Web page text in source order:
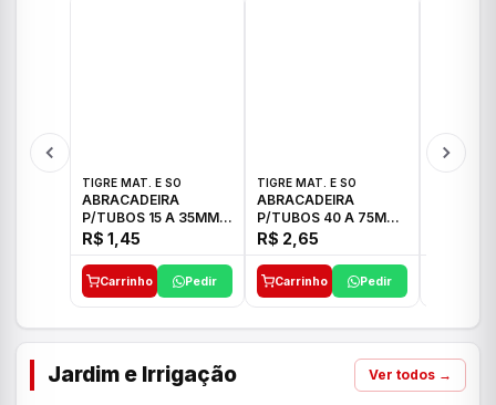
TIGRE MAT. E SO
ABRACADEIRA
P/TUBOS 15 A 35MM
TIGRE
R$ 1,45
Carrinho Pedir
TIGRE MAT. E SO
ABRACADEIRA
P/TUBOS 40 A 75MM
TIGRE
R$ 2,65
Carrinho Pedir
Jardim e Irrigação Ver todos →